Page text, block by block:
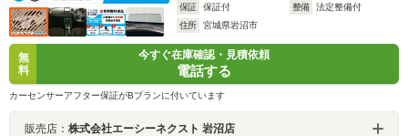
保証
保証付 整備
法定整備付
住所
宮城県岩沼市
無
料
今すぐ在庫確認・見積依頼
電話する
カーセンサーアフター保証がBプランに付いています
販売店： 株式会社エーシーネクスト 岩沼店